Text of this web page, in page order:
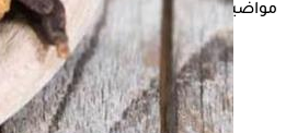
مواضيع ذات صلة